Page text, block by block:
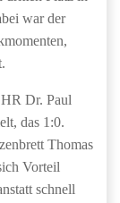
war der
Dr. Paul
das 1:0.
Thomas
Vorteil
schnell